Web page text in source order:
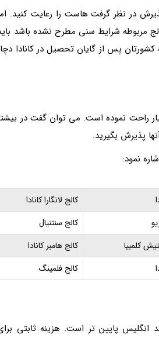
در نظر گرفت هاست را رعایت کنید.
سال است. حتی اگر از سوی کالج مربوطه شرایط سنی مطرح نشده باشد
کشورتان پس از گایان تحصیل در کانادا
راحت نموده است. می توان گفت در
پذیرش بگیرید.
نمود:
کالج لانگارا کانادا
کالج سنتنیال
کلمبیا
کالج هامبر کانادا
کالج فلمینگ
انگلیس پایین تر است. هزینه ثابتی